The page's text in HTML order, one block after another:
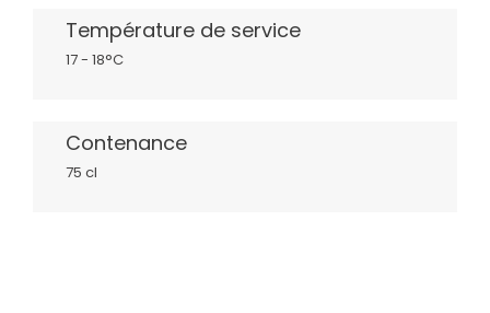
Température de service
17 - 18°C
Contenance
75 cl